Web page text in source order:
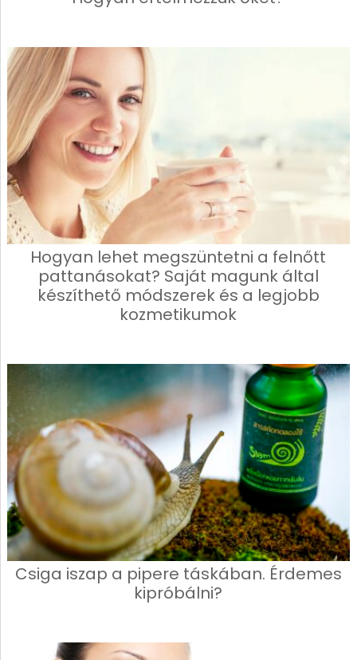
Hogyan lehet megszüntetni a felnőtt
pattanásokat? Saját magunk által
készíthető módszerek és a legjobb
kozmetikumok
Csiga iszap a pipere táskában. Érdemes
kipróbálni?